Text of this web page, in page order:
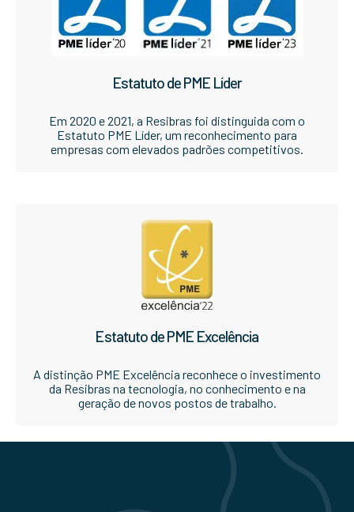
Estatuto de PME Líder
Em 2020 e 2021, a Resibras foi distinguida com o
Estatuto PME Líder, um reconhecimento para
empresas com elevados padrões competitivos.
Estatuto de PME Excelência
A distinção PME Excelência reconhece o investimento
da Resibras na tecnologia, no conhecimento e na
geração de novos postos de trabalho.